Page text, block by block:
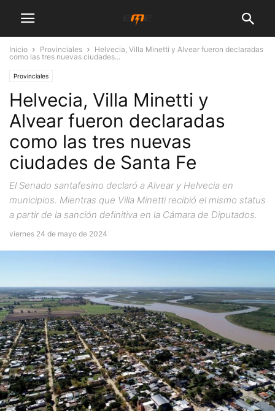
Inicio Provinciales
Helvecia, Villa Minetti y Alvear fueron declaradas
como las tres nuevas ciudades...
Provinciales
Helvecia, Villa Minetti y
Alvear fueron declaradas
como las tres nuevas
ciudades de Santa Fe
El Senado santafesino declaró a Alvear y Helvecia en
municipios. Mientras que Villa Minetti recibió el mismo status
a partir de la sanción definitiva en la Cámara de Diputados.
viernes 24 de mayo de 2024